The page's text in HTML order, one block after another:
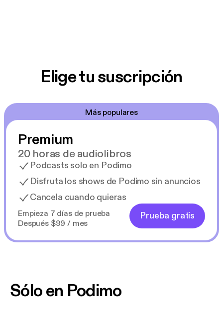
Elige tu suscripción
Más populares
Premium
20 horas de audiolibros
Podcasts solo en Podimo
Disfruta los shows de Podimo sin anuncios
Cancela cuando quieras
Empieza 7 días de prueba
Después $99 / mes
Prueba gratis
Sólo en Podimo